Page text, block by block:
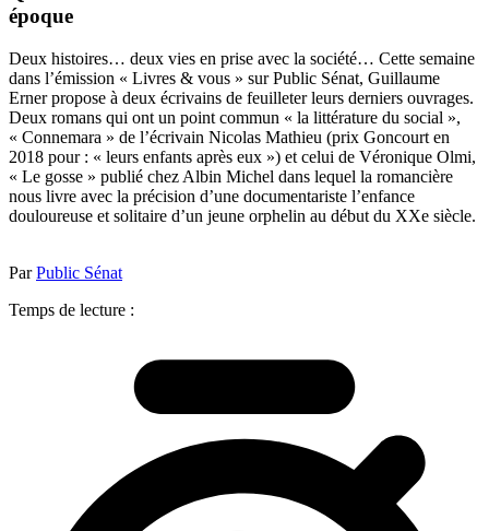
époque
Deux histoires… deux vies en prise avec la société… Cette semaine
dans l’émission « Livres & vous » sur Public Sénat, Guillaume
Erner propose à deux écrivains de feuilleter leurs derniers ouvrages.
Deux romans qui ont un point commun « la littérature du social »,
« Connemara » de l’écrivain Nicolas Mathieu (prix Goncourt en
2018 pour : « leurs enfants après eux ») et celui de Véronique Olmi,
« Le gosse » publié chez Albin Michel dans lequel la romancière
nous livre avec la précision d’une documentariste l’enfance
douloureuse et solitaire d’un jeune orphelin au début du XXe siècle.
ParPublic Sénat
Temps de lecture :